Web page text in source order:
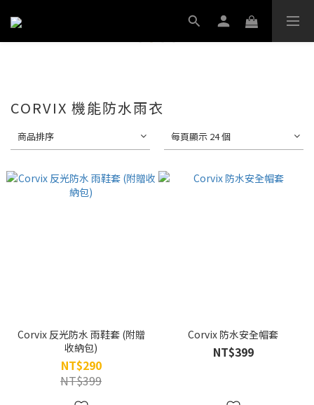
CORVIX 機能防水雨衣
商品排序 每頁顯示 24 個
Corvix 反光防水 雨鞋套 (附贈
收納包)
NT$290
NT$399
Corvix 防水安全帽套
NT$399